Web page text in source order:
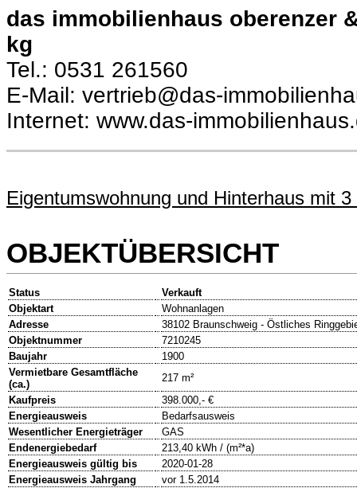
das immobilienhaus oberenzer
kg
Tel.: 0531 261560
E-Mail: vertrieb@das-
Internet: www.das-
Eigentumswohnung und Hinterhaus mit
OBJEKTÜBERSICHT
Status
Verkauft
Objektart
Wohnanlagen
Adresse
38102 Braunschweig - Östliches
Objektnummer
7210245
Baujahr
1900
Vermietbare Gesamtfläche
(ca.)
217 m²
Kaufpreis
398.000,- €
Energieausweis
Bedarfsausweis
Wesentlicher Energieträger
GAS
Endenergiebedarf
213,40 kWh / (m²*a)
Energieausweis gültig bis
2020-01-28
Energieausweis Jahrgang
vor 1.5.2014